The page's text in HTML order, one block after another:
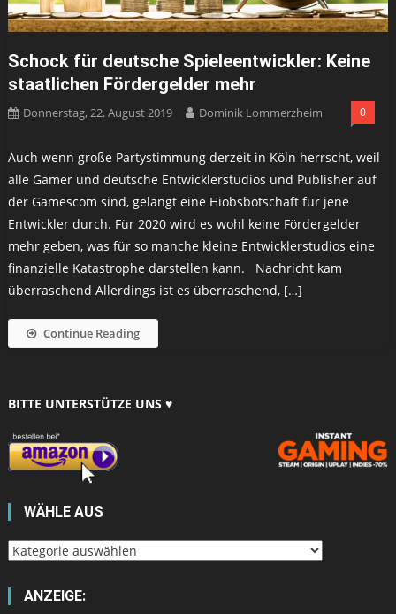
Schock für deutsche Spieleentwickler: Keine
staatlichen Fördergelder mehr
Donnerstag, 22. August 2019 Dominik Lommerzheim 0
Auch wenn große Partystimmung derzeit in Köln herrscht, weil
alle Gamer und deutsche Entwicklerstudios und Publisher auf
der Gamescom sind, gelangt eine Hiobsbotschaft für jene
Entwickler durch. Für 2020 wird es wohl keine Fördergelder
mehr geben, was für so manche kleine Entwicklerstudios eine
finanzielle Katastrophe darstellen kann. Nachricht kam
überraschend Allerdings ist es überraschend, […]
Continue Reading
BITTE UNTERSTÜTZE UNS ♥
WÄHLE AUS
Wähle
ANZEIGE: